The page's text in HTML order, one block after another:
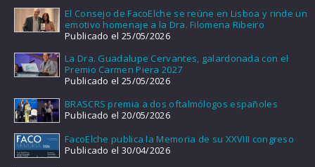
El Consejo de FacoElche se reúne en Lisboa y rinde un
emotivo homenaje a la Dra. Filomena Ribeiro
Publicado el 25/05/2026
La Dra. Guadalupe Cervantes, galardonada con el
Premio Carmen Piera 2027
Publicado el 25/05/2026
BRASCRS premia a dos oftalmólogos españoles
Publicado el 20/05/2026
FacoElche publica la Memoria de su XXVIII congreso
Publicado el 30/04/2026